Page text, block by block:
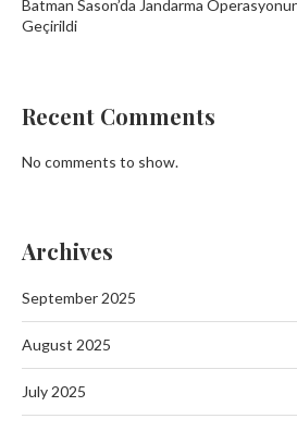
Batman Sason’da Jandarma
Geçirildi
Recent Comments
No comments to show.
Archives
September 2025
August 2025
July 2025